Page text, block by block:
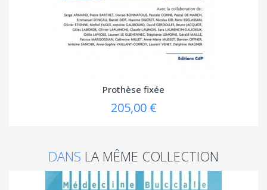
Prothèse fixée
205,00 €
DANS LA MÊME COLLECTION